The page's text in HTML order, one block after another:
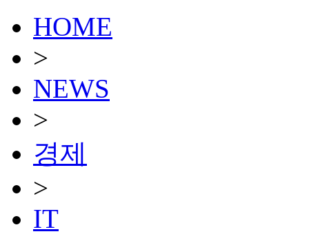
HOME
>
NEWS
>
경제
>
IT